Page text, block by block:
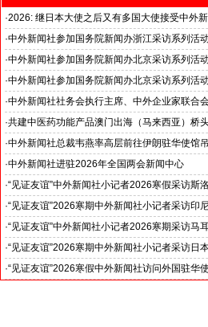
·2026: 继日本大使之后又有多国大使接受中外
国之交在于民相亲, 民相亲在于心相通
·中外新闻社参加国务院新闻办浙江采访系列活
推动科技创新和产业创新深度融合
·中外新闻社参加国务院新闻办北京采访系列活
见证科技创新和产业创新高质量发展
·中外新闻社参加国务院新闻办北京采访系列活
北京人形机器人创新中心打造具有全球影响力
·中外新闻社社务会执行主席、中外企业家联合
证仪式在香港举行
·共建中医药功能产品澳门出海（马来西亚）桥
·中外新闻社总裁韦燕率高层前往伊朗驻华使馆吊
对哈梅内伊最高领袖遇难表示沉痛哀悼
·中外新闻社进驻2026年全国两会新闻中心
·“见证友谊”中外新闻社小记者2026寒假采访斯
下：“希望斯中两国青少年成为推动中斯关系开
·“见证友谊”2026寒期中外新闻社小记者采访印
们将来成为印尼和中国文化交流的使者”
·“见证友谊”中外新闻社小记者2026寒期采访马
就是中国未来的新闻发言人”
·“见证友谊”2026寒期中外新闻社小记者采访日
日本驻华大使金杉宪治阁下: 希望两国青少年加
·“见证友谊”2026寒假中外新闻社访问外国驻华